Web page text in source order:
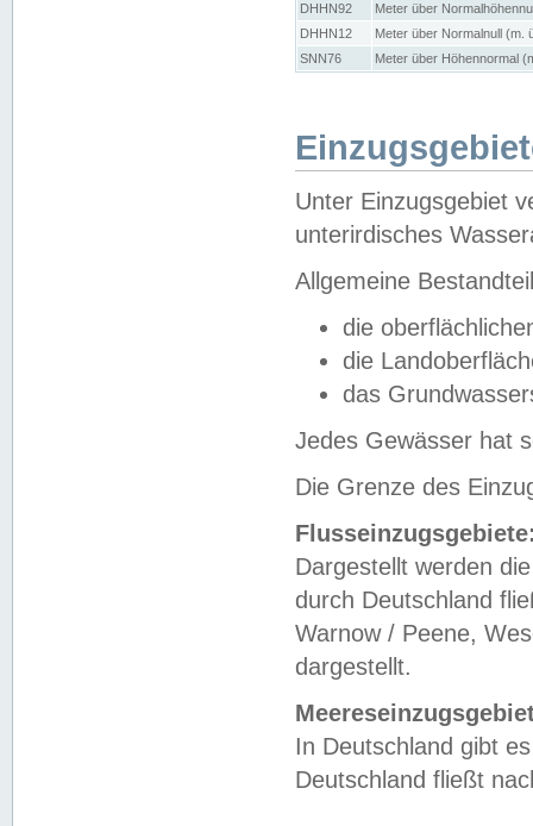
DHHN92
Meter über
DHHN12
Meter über Normalnull (m.
SNN76
Meter über Höhennormal
Unter Einzugsgebiet
unterirdisches
Allgemeine
die
die
das
Jedes Gewässer hat
Die Grenze des
Dargestellt werden
durch Deutschland
Warnow / Peene,
dargestellt.
In Deutschland gibt
Deutschland fließt